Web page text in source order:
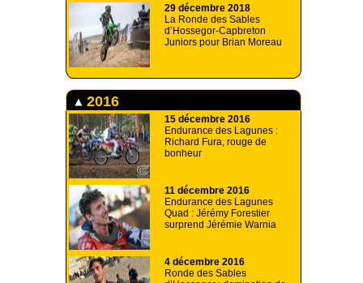
29 décembre 2018
La Ronde des Sables
d’Hossegor-Capbreton
Juniors pour Brian Moreau
2016
15 décembre 2016
Endurance des Lagunes :
Richard Fura, rouge de
bonheur
11 décembre 2016
Endurance des Lagunes
Quad : Jérémy Forestier
surprend Jérémie Warnia
4 décembre 2016
Ronde des Sables